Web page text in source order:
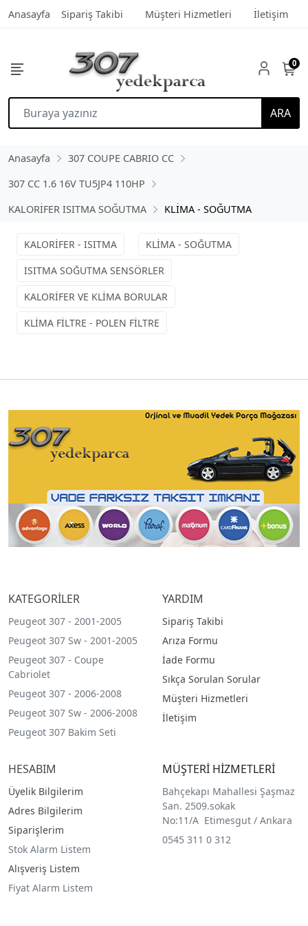
Anasayfa Sipariş Takibi Müşteri Hizmetleri İletişim
ARA
0
Anasayfa
307 COUPE CABRIO CC
307 CC 1.6 16V TU5JP4 110HP
KALORİFER ISITMA SOĞUTMA
KLİMA - SOĞUTMA
KALORİFER - ISITMA
KLİMA - SOĞUTMA
ISITMA SOĞUTMA SENSÖRLER
KALORİFER VE KLİMA BORULAR
KLİMA FİLTRE - POLEN FİLTRE
KATEGORİLER
Peugeot 307 - 2001-2005
Peugeot 307 Sw - 2001-2005
Peugeot 307 - Coupe
Cabriolet
Peugeot 307 - 2006-2008
Peugeot 307 Sw - 2006-2008
Peugeot 307 Bakim Seti
YARDIM
Sipariş Takibi
Arıza Formu
İade Formu
Sıkça Sorulan Sorular
Müşteri Hizmetleri
İletişim
HESABIM
Üyelik Bilgilerim
Adres Bilgilerim
Siparişlerim
Stok Alarm Listem
Alışveriş Listem
Fiyat Alarm Listem
MÜŞTERİ HİZMETLERİ
Bahçekapı Mahallesi Şaşmaz
San. 2509.sokak
No:11/A Etimesgut / Ankara
0545 311 0 312